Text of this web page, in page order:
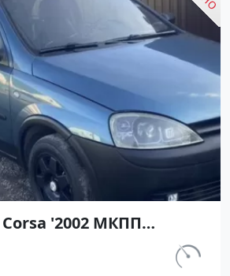
'2002 МКПП
Бензин инжектор
Синий Хетчбэк по цене
км.